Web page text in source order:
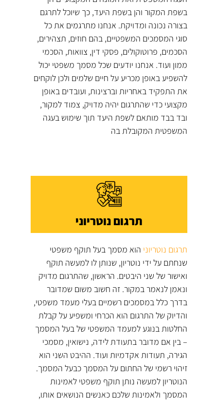
בשפת המקור והן בשפת היעד, כך שיוכל לתרגם
בצורה נכונה ומדויקת. אנחנו מתרגמים את כל
סוגי המסמכים המשפטיים, בהם חוזים, תצהירים,
הסכמים, פרוטוקולים, פסקי דין, צוואות, הסכמי
ממון ועוד. אנחנו יודעים שכל מסמך משפטי יכול
להשפיע באופן מכריע על חיים שלמים ולכן לוקחים
את התפקיד באחריות וברצינות, ועובדים באופן
מקצועי כדי שהתרגום יהיה מדויק, צמוד למקור,
ובד בבד מותאם לשפת היעד תוך שימוש בעגה
המשפטית המקובלת בה
תרגום נוטריוני
תרגום נוטריוני הוא מסמך בעל תוקף משפטי
שנחתם על ידי נוטריון, שנותן לו למעשה תוקף
ואישור של שני היבטים. הראשון, שהתרגום מדויק
ונאמן לנאמר במקור. זה חשוב משום שמדובר
בדרך כלל במסמכים רשמיים בעלי מעמד משפטי,
והדיוק של התרגום הוא הכרחי ומשפיע על קבלת
החלטות בנוגע למעמד המשפטי של בעל המסמך
– בין אם מדובר בתעודת לידה, נישואין, מסמכי
הגירה, תעודות אקדמיות ועוד. ההיבט השני הוא
זיהוי רשמי של החתום על המסמך כבעל המסמך.
הנוטריון למעשה נותן תוקף משפטי לאמינות
המסמך ולאמינות שלכם כאנשים הנושאים אותו,